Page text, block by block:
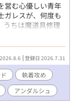
営む心優しい青年
ガレスが、何度も
うちは魔道具修理
いたクリシェだ
ス自身も左腕に
天使の呪いがクリ
任務中、後輩騎士
。この先も騎士
を望み、クリシ
一緒に解かねば
員として受け入れ
登録日 2026.7.31
執着攻め
アンダルシュ